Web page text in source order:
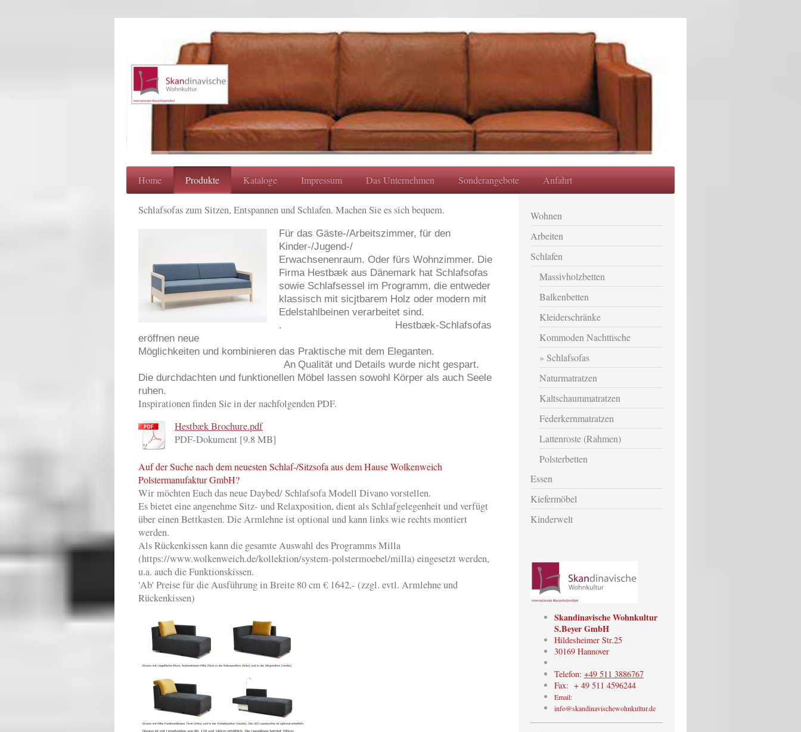
Home Produkte Kataloge Impressum Das Unternehmen Sonderangebote Anfahrt
Schlafsofas zum Sitzen, Entspannen und Schlafen. Machen Sie es sich bequem.
Für das Gäste-/Arbeitszimmer, für den
Kinder-/Jugend-/
Erwachsenenraum. Oder fürs Wohnzimmer. Die
Firma Hestbæk aus Dänemark hat Schlafsofas
sowie Schlafsessel im Programm, die entweder
klassisch mit sicjtbarem Holz oder modern mit
Edelstahlbeinen verarbeitet sind.
. Hestbæk-Schlafsofas
eröffnen neue
Möglichkeiten und kombinieren das Praktische mit dem Eleganten.
An Qualität und Details wurde nicht gespart.
Die durchdachten und funktionellen Möbel lassen sowohl Körper als auch Seele
ruhen.
Inspirationen finden Sie in der nachfolgenden PDF.
Hestbæk Brochure.pdf
PDF-Dokument [9.8 MB]
Auf der Suche nach dem neuesten Schlaf-/Sitzsofa aus dem Hause Wolkenweich
Polstermanufaktur GmbH?
Wir möchten Euch das neue Daybed/ Schlafsofa Modell Divano vorstellen.
Es bietet eine angenehme Sitz- und Relaxposition, dient als Schlafgelegenheit und verfügt
über einen Bettkasten. Die Armlehne ist optional und kann links wie rechts montiert
werden.
Als Rückenkissen kann die gesamte Auswahl des Programms Milla
(https://www.wolkenweich.de/kollektion/system-polstermoebel/milla) eingesetzt werden,
u.a. auch die Funktionskissen.
'Ab' Preise für die Ausführung in Breite 80 cm € 1642,- (zzgl. evtl. Armlehne und
Rückenkissen)
Wohnen
Arbeiten
Schlafen
Massivholzbetten
Balkenbetten
Kleiderschränke
Kommoden Nachttische
Schlafsofas
Naturmatratzen
Kaltschaummatratzen
Federkernmatratzen
Lattenroste (Rahmen)
Polsterbetten
Essen
Kiefermöbel
Kinderwelt
Skandinavische Wohnkultur
S.Beyer GmbH
Hildesheimer Str.25
30169 Hannover
Telefon: +49 511 3886767
Fax: + 49 511 4596244
Email:
info@skandinavischewohnkultur.de